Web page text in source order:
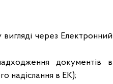
через Електронний
документів в
надіслання в ЕК);